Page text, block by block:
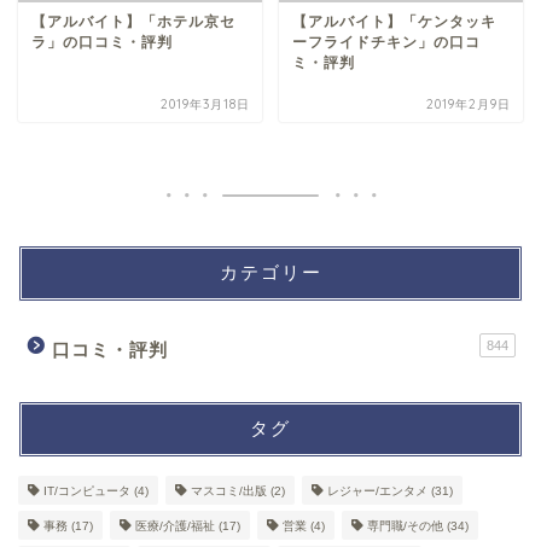
【アルバイト】「ホテル京セ
ラ」の口コミ・評判
2019年3月18日
【アルバイト】「ケンタッキ
ーフライドチキン」の口コ
ミ・評判
2019年2月9日
カテゴリー
口コミ・評判 844
タグ
IT/コンピュータ (4) マスコミ/出版 (2) レジャー/エンタメ (31)
事務 (17) 医療/介護/福祉 (17) 営業 (4) 専門職/その他 (34)